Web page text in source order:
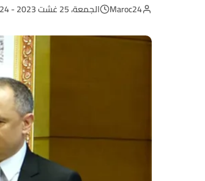
Maroc24 الجمعة، 25 غشت 2023 - 13:24